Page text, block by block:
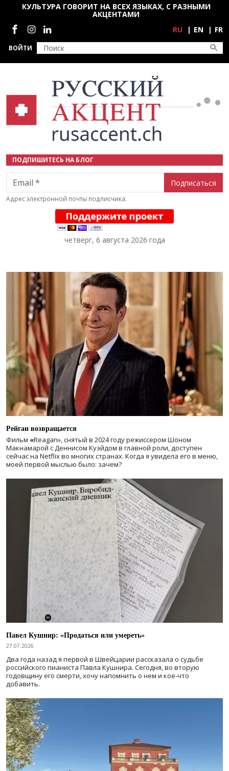
Перейти к основному содержанию
ВОЙТИ
КУЛЬТУРА ГОВОРИТ НА ВСЕХ ЯЗЫКАХ, С РАЗНЫМИ
АКЦЕНТАМИ
Социальные сети
RU EN FR
ПОДПИШИТЕСЬ НА БЛОГ
Email
Адрес электронной почты подписчика.
четверг, 6 августа 2026 года
Рейган возвращается
Фильм «Reagan», снятый в 2024 годурежиссером Шоном
Макнамарой с Деннисом Куэйдом в главной роли, доступен
сейчас на Netflix во многих странах. Когда я увидела его в меню,
моей первой мыслью было: зачем?
Павел Кушнир: «Продаться или умереть»
27.07.2026
Два года назад я первой в Швейцарии рассказала о судьбе
российского пианиста Павла Кушнира. Сегодня, во вторую
годовщину его смерти, хочу напомнить о нем и кое-что
добавить.